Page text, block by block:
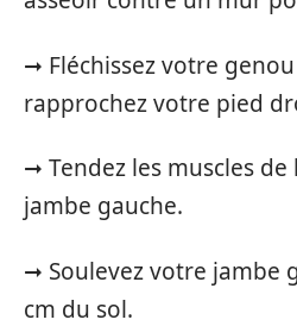
➞ Fléchissez votre
rapprochez votre pied
➞ Tendez les muscles de
jambe gauche.
➞ Soulevez votre jambe
cm du sol.